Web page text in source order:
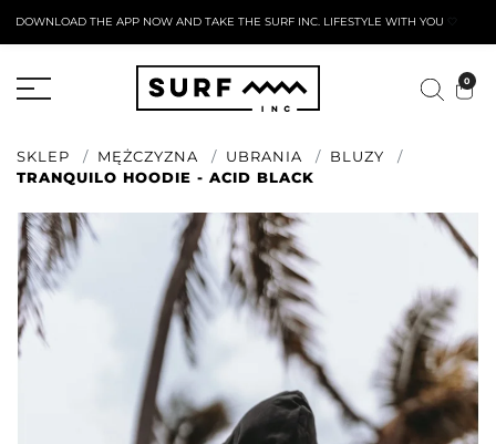
DOWNLOAD THE APP NOW AND TAKE THE SURF INC. LIFESTYLE WITH YOU 🤍
0
SKLEP MĘŻCZYZNA UBRANIA
BLUZY
TRANQUILO HOODIE - ACID BLACK
AKTYWNY FORMULARZ ZWROTU